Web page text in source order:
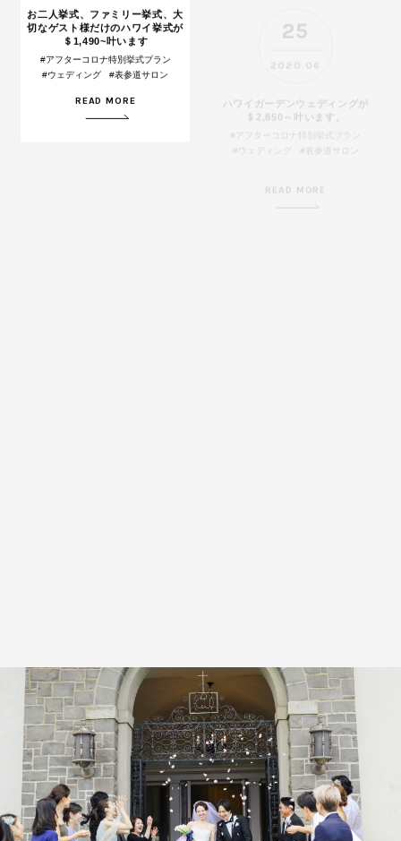
お二人挙式、ファミリー挙式、大
切なゲスト様だけのハワイ挙式が
＄1,490~叶います
#アフターコロナ特別挙式プラン
#ウェディング
#表参道サロン
READ MORE
＄2,850～叶います。